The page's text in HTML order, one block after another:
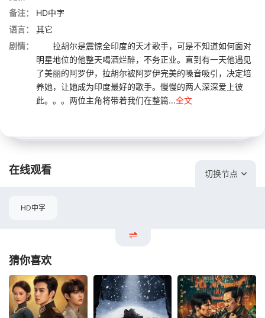
备注：
HD中字
语言：
其它
剧情：
拉胡尔是震惊全印度的天才歌手，可是不知道如何面对
明星地位的他整天喝酒烂醉，不务正业。直到有一天他遇见
了美丽的阿罗伊，拉胡尔被阿罗伊完美的嗓音吸引，决定培
养她，让她成为印度最好的歌手。慢慢的两人深深爱上彼
此。。。两位主角将带着我们在整篇...全文
在线观看 切换节点
HD中字
猜你喜欢